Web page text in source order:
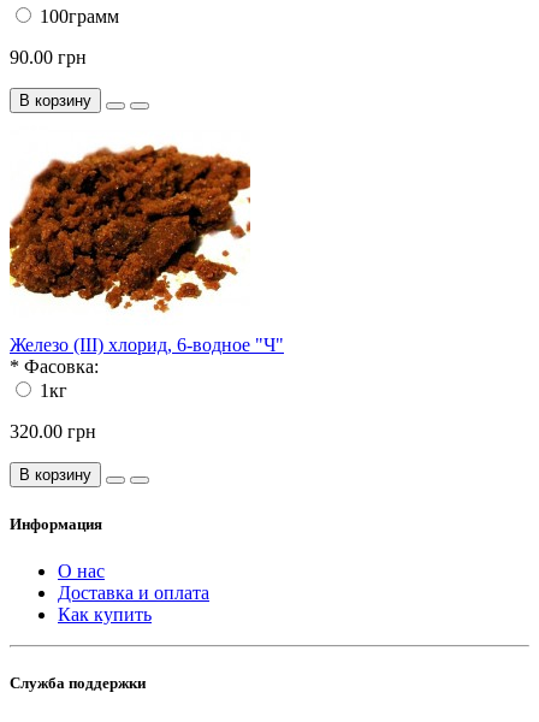
100грамм
90.00 грн
В корзину
Железо (III) хлорид, 6-водное "Ч"
* Фасовка:
1кг
320.00 грн
В корзину
Информация
О нас
Доставка и оплата
Как купить
Служба поддержки